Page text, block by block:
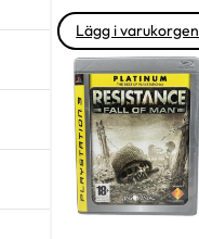
Lägg i varukorgen